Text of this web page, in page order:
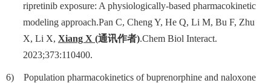
ripretinib exposure: A physiologically-based pharmacokinetic
modeling approach.Pan C, Cheng Y, He Q, Li M, Bu F, Zhu
X, Li X, Xiang X (通讯作者).Chem Biol Interact.
2023;373:110400.
6)
Population pharmacokinetics of buprenorphine and naloxone